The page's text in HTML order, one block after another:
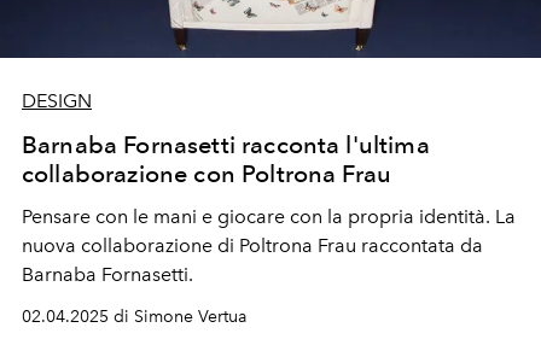
DESIGN
Barnaba Fornasetti racconta l'ultima
collaborazione con Poltrona Frau
Pensare con le mani e giocare con la propria identità. La
nuova collaborazione di Poltrona Frau raccontata da
Barnaba Fornasetti.
02.04.2025 di Simone Vertua